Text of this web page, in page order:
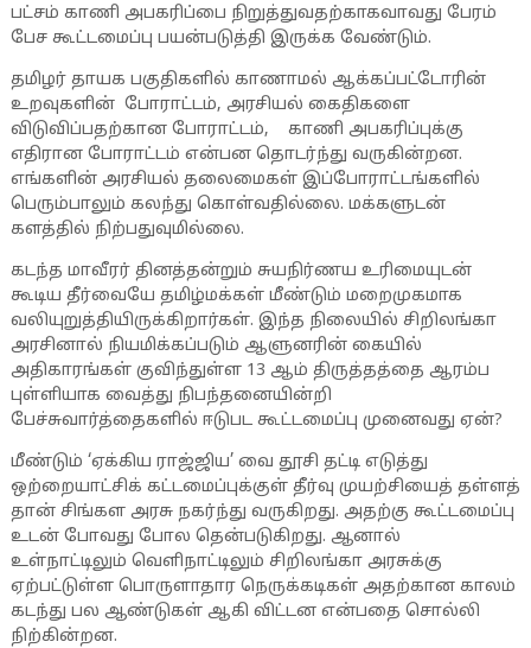
பட்சம் காணி அபகரிப்பை நிறுத்துவதற்காகவாவது பேரம்
பேச கூட்டமைப்பு பயன்படுத்தி இருக்க வேண்டும்.
தமிழர் தாயக பகுதிகளில் காணாமல் ஆக்கப்பட்டோரின்
உறவுகளின் போராட்டம், அரசியல் கைதிகளை
விடுவிப்பதற்கான போராட்டம், காணி அபகரிப்புக்கு
எதிரான போராட்டம் என்பன தொடர்ந்து வருகின்றன.
எங்களின் அரசியல் தலைமைகள் இப்போராட்டங்களில்
பெரும்பாலும் கலந்து கொள்வதில்லை. மக்களுடன்
களத்தில் நிற்பதுவுமில்லை.
கடந்த மாவீரர் தினத்தன்றும் சுயநிர்ணய உரிமையுடன்
கூடிய தீர்வையே தமிழ்மக்கள் மீண்டும் மறைமுகமாக
வலியுறுத்தியிருக்கிறார்கள். இந்த நிலையில் சிறிலங்கா
அரசினால் நியமிக்கப்படும் ஆளுனரின் கையில்
அதிகாரங்கள் குவிந்துள்ள 13 ஆம் திருத்தத்தை ஆரம்ப
புள்ளியாக வைத்து நிபந்தனையின்றி
பேச்சுவார்த்தைகளில் ஈடுபட கூட்டமைப்பு முனைவது ஏன்?
மீண்டும் ‘ஏக்கிய ராஜ்ஜிய’ வை தூசி தட்டி எடுத்து
ஒற்றையாட்சிக் கட்டமைப்புக்குள் தீர்வு முயற்சியைத் தள்ளத்
தான் சிங்கள அரசு நகர்ந்து வருகிறது. அதற்கு கூட்டமைப்பு
உடன் போவது போல தென்படுகிறது. ஆனால்
உள்நாட்டிலும் வெளிநாட்டிலும் சிறிலங்கா அரசுக்கு
ஏற்பட்டுள்ள பொருளாதார நெருக்கடிகள் அதற்கான காலம்
கடந்து பல ஆண்டுகள் ஆகி விட்டன என்பதை சொல்லி
நிற்கின்றன.